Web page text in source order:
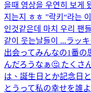
을때 영상을 우연히 보게
지는지 ㅎㅎ ”락키“라는
인것같은데 마치 우리 팬
같이 웃는날들이 ...ラッ
出会ってみんなの1番の
んだろうなぁ🤔 たくさ
は、誕生日とか記念日
とうって私の幸せを誰